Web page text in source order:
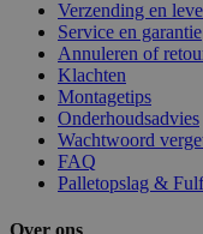
Verzending en
Service en garantie
Annuleren of
Klachten
Montagetips
Onderhoudsadvies
Wachtwoord
FAQ
Palletopslag &